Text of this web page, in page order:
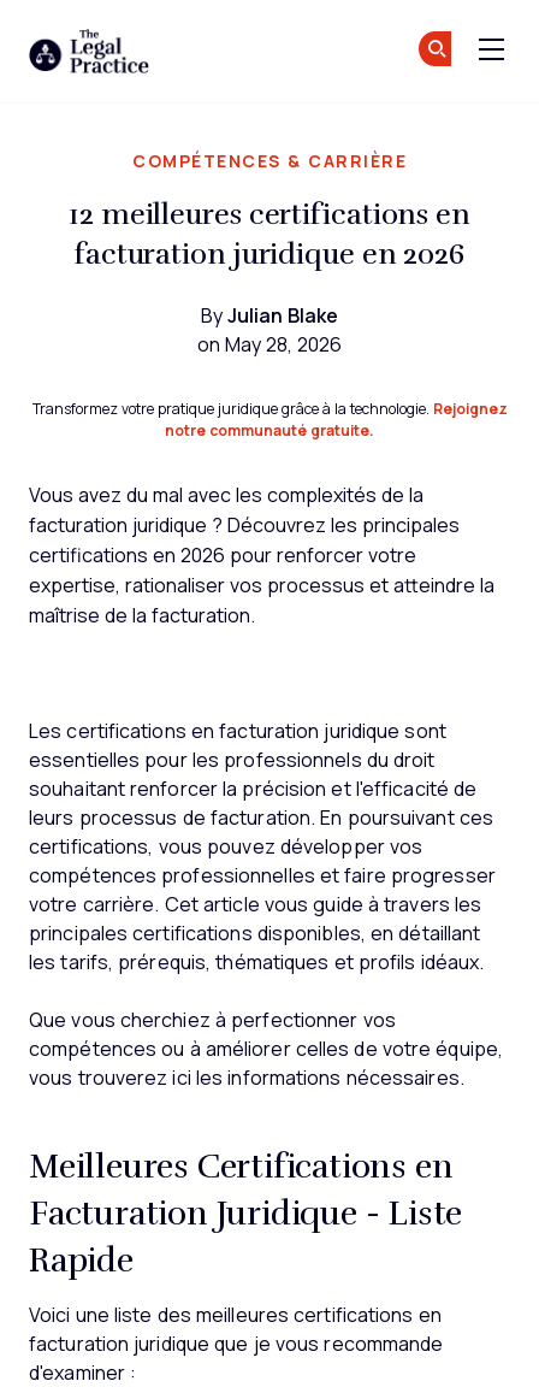
COMPÉTENCES & CARRIÈRE
12 meilleures certifications en
facturation juridique en 2026
By Julian Blake
on May 28, 2026
Transformez votre pratique juridique grâce à la technologie. Rejoignez
notre communauté gratuite.
Vous avez du mal avec les complexités de la
facturation juridique ? Découvrez les principales
certifications en 2026 pour renforcer votre
expertise, rationaliser vos processus et atteindre la
maîtrise de la facturation.
Les certifications en facturation juridique sont
essentielles pour les professionnels du droit
souhaitant renforcer la précision et l'efficacité de
leurs processus de facturation. En poursuivant ces
certifications, vous pouvez développer vos
compétences professionnelles et faire progresser
votre carrière. Cet article vous guide à travers les
principales certifications disponibles, en détaillant
les tarifs, prérequis, thématiques et profils idéaux.
Que vous cherchiez à perfectionner vos
compétences ou à améliorer celles de votre équipe,
vous trouverez ici les informations nécessaires.
Meilleures Certifications en
Facturation Juridique - Liste
Rapide
Voici une liste des meilleures certifications en
facturation juridique que je vous recommande
d'examiner :